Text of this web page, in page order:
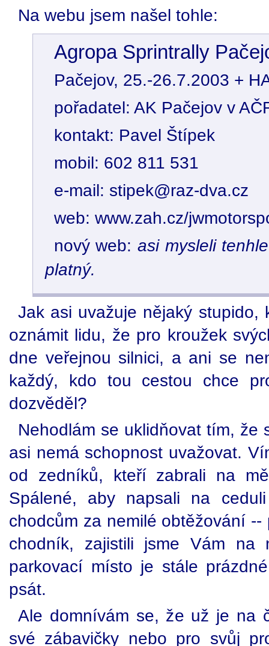
Na webu jsem našel tohle:
Agropa Sprintrally
Pačejov, 25.-26.7.2003 +
pořadatel: AK Pačejov v
kontakt: Pavel Štípek
mobil: 602 811 531
e-mail: stipek@raz-dva.cz
web: www.zah.cz/
nový web: asi mysleli
platný.
Jak asi uvažuje nějaký stupido,
oznámit lidu, že pro kroužek
dne veřejnou silnici, a ani se
každý, kdo tou cestou chce
dozvěděl?
Nehodlám se uklidňovat tím, že
asi nemá schopnost uvažovat.
od zedníků, kteří zabrali na
Spálené, aby napsali na
chodcům za nemilé obtěžování
chodník, zajistili jsme Vám
parkovací místo je stále
psát.
Ale domnívám se, že už je na
své zábavičky nebo pro svůj